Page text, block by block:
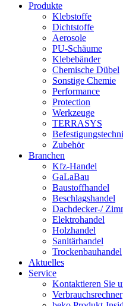
Produkte
Klebstoffe
Dichtstoffe
Aerosole
PU-Schäume
Klebebänder
Chemische Dübel
Sonstige Chemie
Performance
Protection
Werkzeuge
TERRASYS
Zubehör
Branchen
Kfz-Handel
GaLaBau
Baustoffhandel
Beschlagshandel
Dachdecker-/
Elektrohandel
Holzhandel
Sanitärhandel
Trockenbauhandel
Aktuelles
Service
Kontaktieren Sie
Verbrauchsrechner